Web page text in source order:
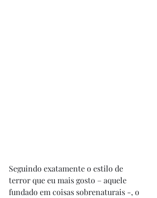
Seguindo exatamente o estilo de
terror que eu mais gosto – aquele
fundado em coisas sobrenaturais -, o